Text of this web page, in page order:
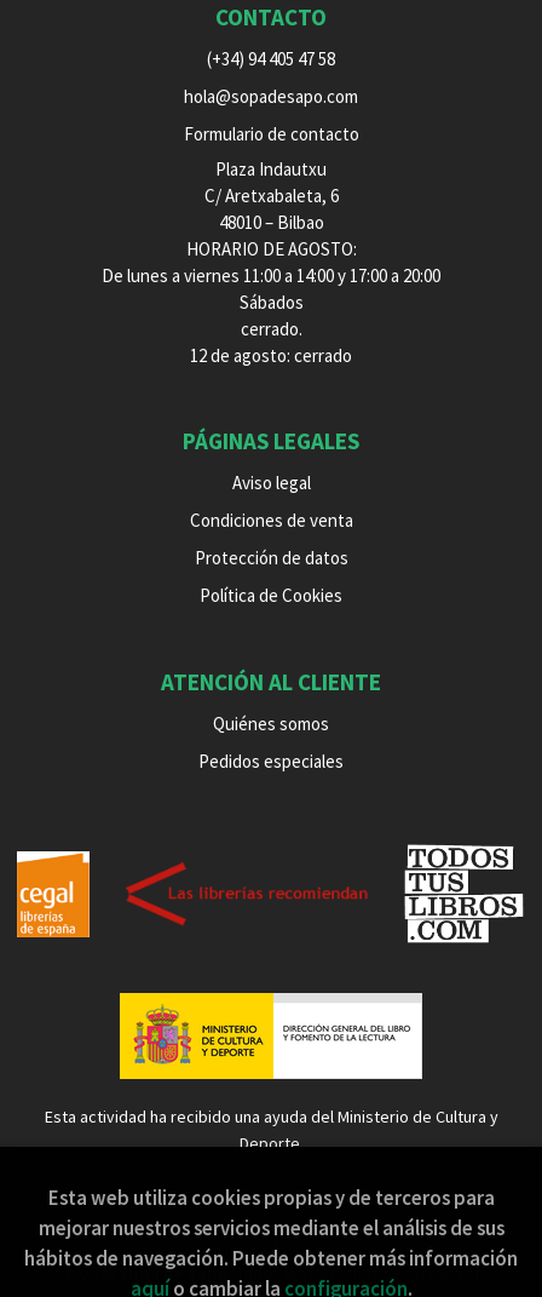
CONTACTO
(+34) 94 405 47 58
hola@sopadesapo.com
Formulario de contacto
Plaza Indautxu
C/ Aretxabaleta, 6
48010 – Bilbao
HORARIO DE AGOSTO:
De lunes a viernes 11:00 a 14:00 y 17:00 a 20:00
Sábados
cerrado.
12 de agosto: cerrado
PÁGINAS LEGALES
Aviso legal
Condiciones de venta
Protección de datos
Política de Cookies
ATENCIÓN AL CLIENTE
Quiénes somos
Pedidos especiales
Esta actividad ha recibido una ayuda del Ministerio de Cultura y
Deporte.
2026 © Sopa de Sapo . Todos los Derechos Reservados |
Esta web utiliza cookies propias y de terceros para
mejorar nuestros servicios mediante el análisis de sus
hábitos de navegación. Puede obtener más información
aquío cambiar la configuración.